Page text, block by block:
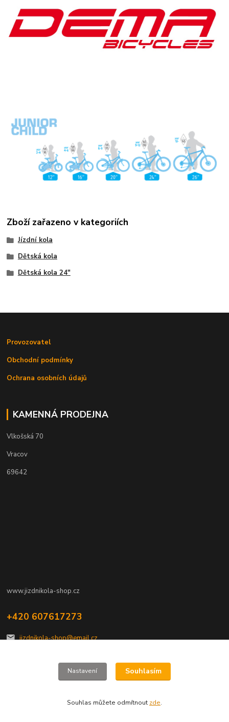
Zboží zařazeno v kategoriích
Jízdní kola
Dětská kola
Dětská kola 24"
Provozovatel
Obchodní podmínky
Ochrana osobních údajů
KAMENNÁ PRODEJNA
Vlkošská 70
Vracov
69642
www.jizdnikola-shop.cz
+420 607617273
jizdnikola-shop@email.cz
Nastavení Souhlasím
Souhlas můžete odmítnout zde.